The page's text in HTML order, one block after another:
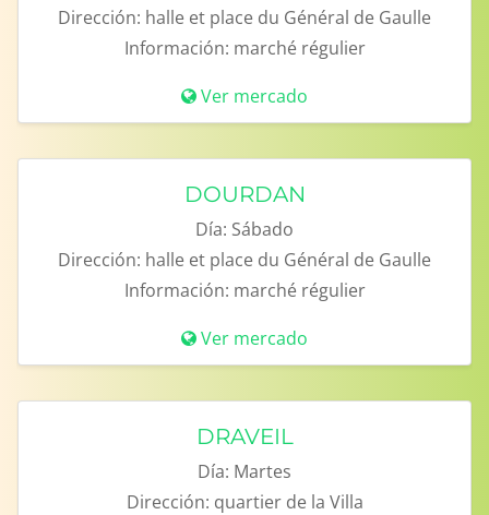
Dirección: halle et place du Général de Gaulle
Información: marché régulier
Ver mercado
DOURDAN
Día: Sábado
Dirección: halle et place du Général de Gaulle
Información: marché régulier
Ver mercado
DRAVEIL
Día: Martes
Dirección: quartier de la Villa